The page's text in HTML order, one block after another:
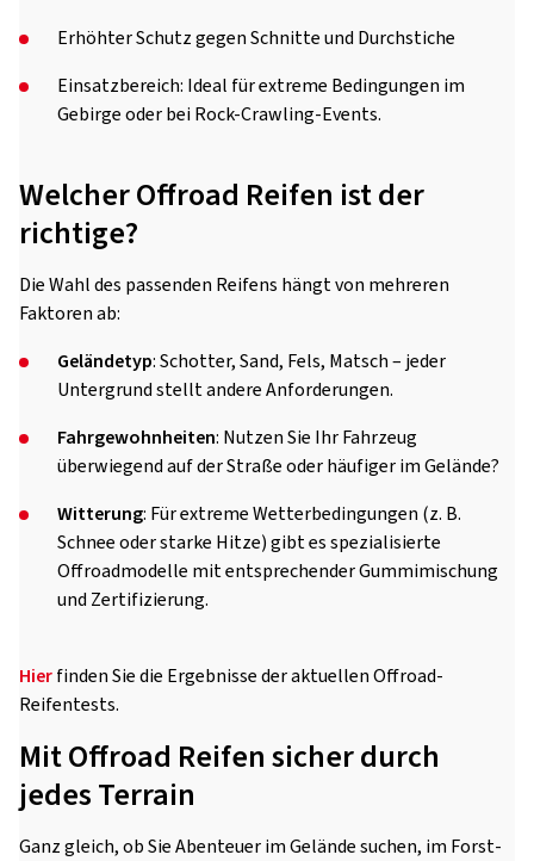
Erhöhter Schutz gegen Schnitte und Durchstiche
Einsatzbereich: Ideal für extreme Bedingungen im
Gebirge oder bei Rock-Crawling-Events.
Welcher Offroad Reifen ist der
richtige?
Die Wahl des passenden Reifens hängt von mehreren
Faktoren ab:
Geländetyp: Schotter, Sand, Fels, Matsch – jeder
Untergrund stellt andere Anforderungen.
Fahrgewohnheiten: Nutzen Sie Ihr Fahrzeug
überwiegend auf der Straße oder häufiger im Gelände?
Witterung: Für extreme Wetterbedingungen (z. B.
Schnee oder starke Hitze) gibt es spezialisierte
Offroadmodelle mit entsprechender Gummimischung
und Zertifizierung.
Hierfinden Sie die Ergebnisse der aktuellen Offroad-
Reifentests.
Mit Offroad Reifen sicher durch
jedes Terrain
Ganz gleich, ob Sie Abenteuer im Gelände suchen, im Forst-